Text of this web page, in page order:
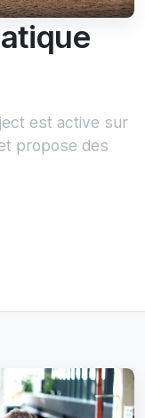
est active sur
propose des